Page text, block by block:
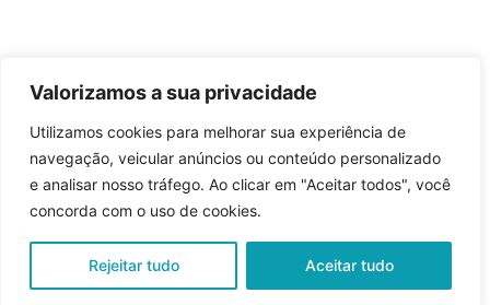
Valorizamos a sua privacidade
Utilizamos cookies para melhorar sua experiência de
navegação, veicular anúncios ou conteúdo personalizado
e analisar nosso tráfego. Ao clicar em "Aceitar todos", você
concorda com o uso de cookies.
Rejeitar tudo Aceitar tudo